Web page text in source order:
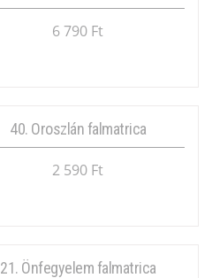
6 790 Ft
40. Oroszlán falmatrica
2 590 Ft
21. Önfegyelem falmatrica